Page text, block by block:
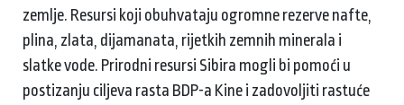
zemlje. Resursi koji obuhvataju ogromne rezerve nafte,
plina, zlata, dijamanata, rijetkih zemnih minerala i
slatke vode. Prirodni resursi Sibira mogli bi pomoći u
postizanju ciljeva rasta BDP-a Kine i zadovoljiti rastuće